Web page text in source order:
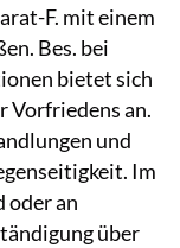
F. mit einem
Bes. bei
bietet sich
Vorfriedens an.
und
Im
oder an
über